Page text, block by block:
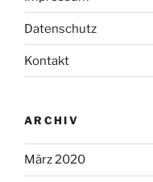
Datenschutz
Kontakt
ARCHIV
März 2020